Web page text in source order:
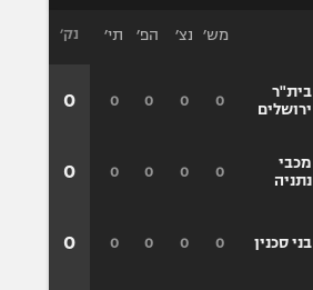
בית"ר
ירושלים
מכבי
נתניה
בני סכנין
מש׳ נצ׳ הפ׳ תי׳
0
0
0
0
0
0
0
0
0
0
0
0
נק׳
0
0
0